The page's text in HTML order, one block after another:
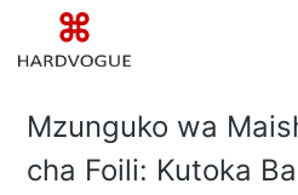
Mzunguko wa
cha Foili: Kutoka